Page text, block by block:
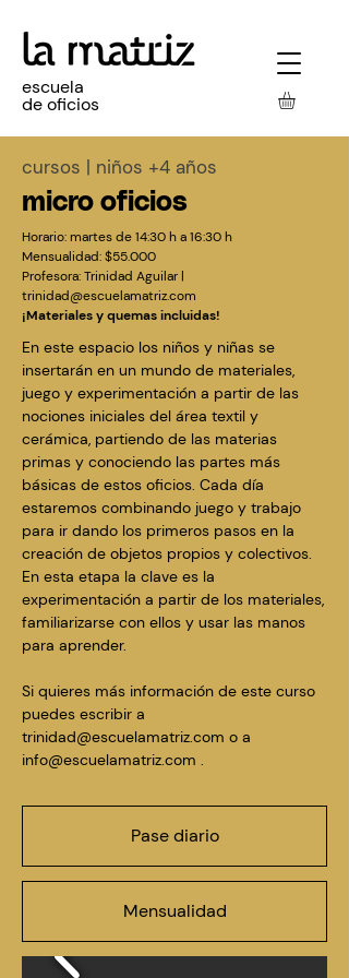
escuela
de oficios
cursos | niños +4 años
micro oficios
Horario: martes de 14:30 h a 16:30 h
Mensualidad:$55.000
Profesora:Trinidad Aguilar |
trinidad@escuelamatriz.com
¡Materiales y quemas incluidas!
En este espacio los niños y niñas se
insertarán en un mundo de materiales,
juego y experimentación a partir de las
nociones iniciales del área textil y
cerámica, partiendo de las materias
primas y conociendo las partes más
básicas de estos oficios. Cada día
estaremos combinando juego y trabajo
para ir dando los primeros pasos en la
creación de objetos propios y colectivos.
En esta etapa la clave es la
experimentación a partir de los materiales,
familiarizarse con ellos y usar las manos
para aprender.
Si quieres más información de este curso
puedes escribir a
trinidad@escuelamatriz.com o a
info@escuelamatriz.com .
Pase diario
Mensualidad